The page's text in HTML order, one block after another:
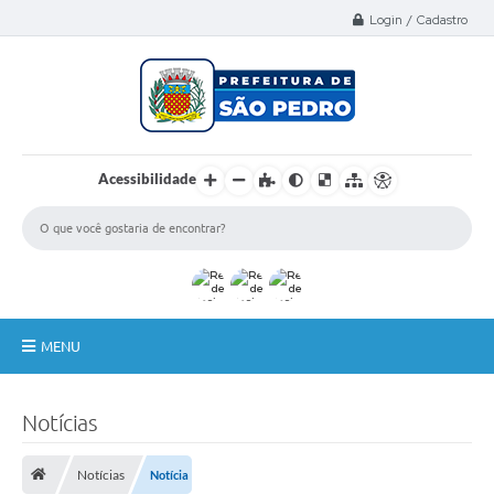
Login / Cadastro
Acessibilidade
MENU
Secretarias
Notícias
Notícias Notícia